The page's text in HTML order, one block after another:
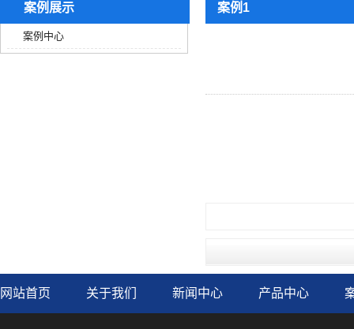
案例展示
案例中心
案例1
网站首页 关于我们 新闻中心 产品中心